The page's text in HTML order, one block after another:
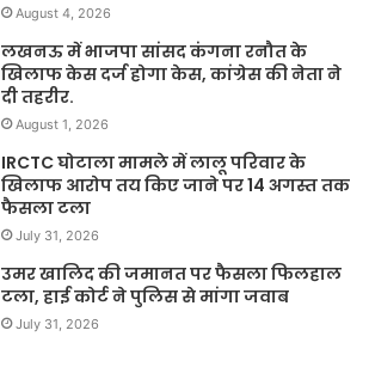
August 4, 2026
लखनऊ में भाजपा सांसद कंगना रनौत के
खिलाफ केस दर्ज होगा केस, कांग्रेस की नेता ने
दी तहरीर.
August 1, 2026
IRCTC घोटाला मामले में लालू परिवार के
खिलाफ आरोप तय किए जाने पर 14 अगस्त तक
फैसला टला
July 31, 2026
उमर खालिद की जमानत पर फैसला फिलहाल
टला, हाई कोर्ट ने पुलिस से मांगा जवाब
July 31, 2026